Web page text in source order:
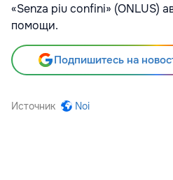
«Senza piu confini» (ONLUS)
помощи.
Подпишитесь на
Источник Noi